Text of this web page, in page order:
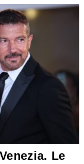
Le